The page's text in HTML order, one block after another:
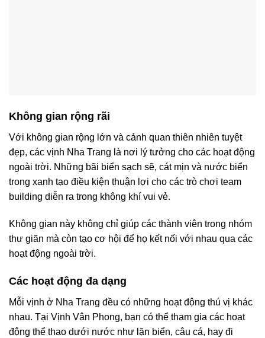
Không gian rộng rãi
Với không gian rộng lớn và cảnh quan thiên nhiên tuyệt
đẹp, các vịnh Nha Trang là nơi lý tưởng cho các hoạt động
ngoài trời. Những bãi biển sạch sẽ, cát mịn và nước biển
trong xanh tạo điều kiện thuận lợi cho các trò chơi team
building diễn ra trong không khí vui vẻ.
Không gian này không chỉ giúp các thành viên trong nhóm
thư giãn mà còn tạo cơ hội để họ kết nối với nhau qua các
hoạt động ngoài trời.
Các hoạt động đa dạng
Mỗi vịnh ở Nha Trang đều có những hoạt động thú vị khác
nhau. Tại Vịnh Vân Phong, bạn có thể tham gia các hoạt
động thể thao dưới nước như lặn biển, câu cá, hay đi